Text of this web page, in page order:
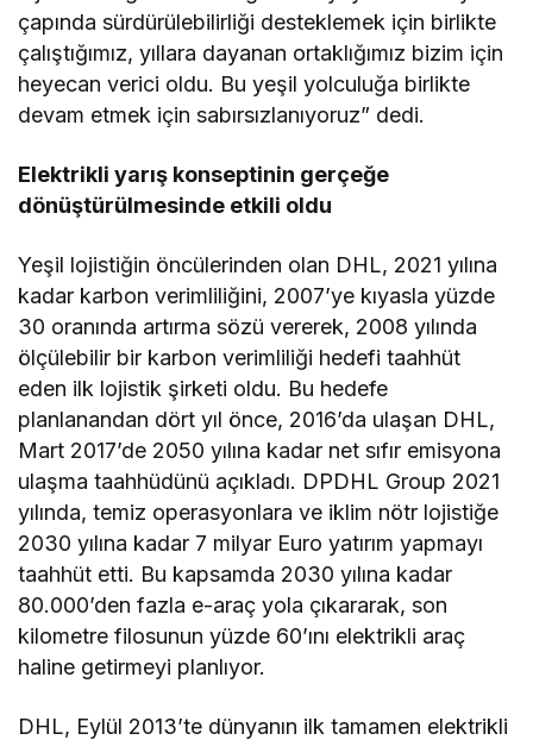
çapında sürdürülebilirliği desteklemek için birlikte
çalıştığımız, yıllara dayanan ortaklığımız bizim için
heyecan verici oldu. Bu yeşil yolculuğa birlikte
devam etmek için sabırsızlanıyoruz” dedi.
Elektrikli yarış konseptinin gerçeğe
dönüştürülmesinde etkili oldu
Yeşil lojistiğin öncülerinden olan DHL, 2021 yılına
kadar karbon verimliliğini, 2007’ye kıyasla yüzde
30 oranında artırma sözü vererek, 2008 yılında
ölçülebilir bir karbon verimliliği hedefi taahhüt
eden ilk lojistik şirketi oldu. Bu hedefe
planlanandan dört yıl önce, 2016’da ulaşan DHL,
Mart 2017’de 2050 yılına kadar net sıfır emisyona
ulaşma taahhüdünü açıkladı. DPDHL Group 2021
yılında, temiz operasyonlara ve iklim nötr lojistiğe
2030 yılına kadar 7 milyar Euro yatırım yapmayı
taahhüt etti. Bu kapsamda 2030 yılına kadar
80.000’den fazla e-araç yola çıkararak, son
kilometre filosunun yüzde 60’ını elektrikli araç
haline getirmeyi planlıyor.
DHL, Eylül 2013’te dünyanın ilk tamamen elektrikli